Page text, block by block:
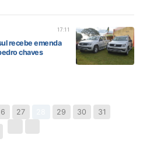
17:11
recebe emenda
chaves
27 29 30 31